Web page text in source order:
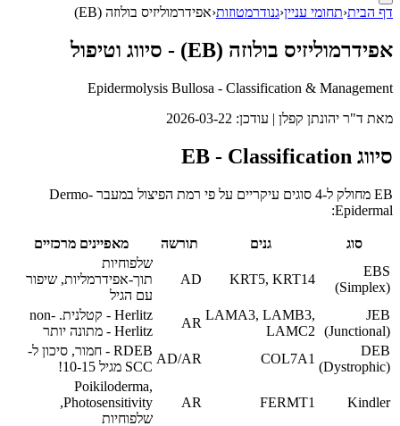
דף הבית‹תחומי עניין‹גנודרמטוזות‹אפידרמוליזיס בולוזה (EB)
אפידרמוליזיס בולוזה (EB) - סיווג וטיפול
Epidermolysis Bullosa - Classification & Management
מאת ד"ר יהונתן קפלן | עודכן: 2026-03-22
סיווג EB - Classification
EB מחולק ל-4 סוגים עיקריים על פי רמת הפיצול במעבר Dermo-
Epidermal:
סוג גנים תורשה
מאפיינים מרכזיים
EBS
(Simplex)
KRT5, KRT14
AD
שלפוחיות
תוך-אפידרמליות, שיפור
עם הגיל
JEB
(Junctional)
LAMA3, LAMB3,
LAMC2
AR
Herlitz - קטלנית. non-
Herlitz - מתונה יותר
DEB
(Dystrophic)
COL7A1
AD/AR
RDEB - חמור, סיכון ל-
SCC מגיל 10-15!
Kindler
FERMT1
AR
Poikiloderma,
Photosensitivity,
שלפוחיות